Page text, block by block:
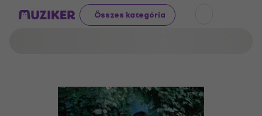
Összes kategória